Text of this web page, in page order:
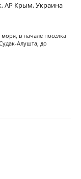
АР Крым, Украина
в начале поселка
Алушта, до